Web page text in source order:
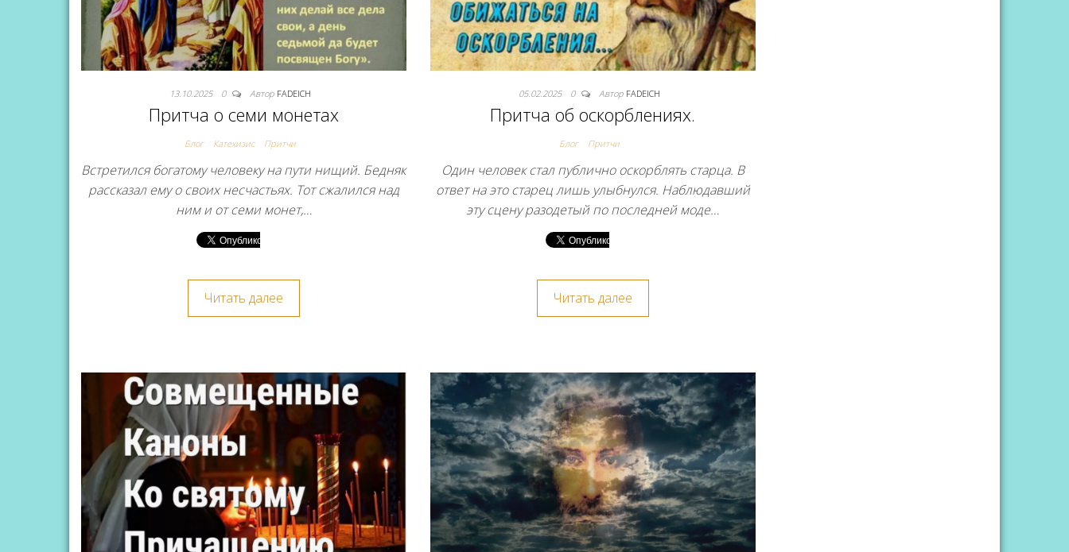
13.10.2025 0 Автор FADEICH
Притча о семи монетах
Блог Катехизис Притчи
Встретился богатому человеку на пути нищий. Бедняк
рассказал ему о своих несчастьях. Тот сжалился над
ним и от семи монет,…
Читать далее
05.02.2025 0 Автор FADEICH
Притча об оскорблениях.
Блог Притчи
Один человек стал публично оскорблять старца. В
ответ на это старец лишь улыбнулся. Наблюдавший
эту сцену разодетый по последней моде…
Читать далее